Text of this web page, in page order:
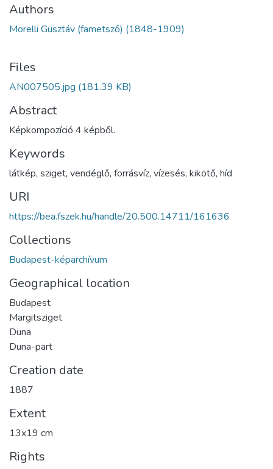
Authors
Morelli Gusztáv (fametsző) (1848-1909)
Files
AN007505.jpg (181.39 KB)
Abstract
Képkompozíció 4 képből.
Keywords
látkép, sziget, vendéglő, forrásvíz, vízesés, kikötő, híd
URI
https://bea.fszek.hu/handle/20.500.14711/161636
Collections
Budapest-képarchívum
Geographical location
Budapest
Margitsziget
Duna
Duna-part
Creation date
1887
Extent
13x19 cm
Rights